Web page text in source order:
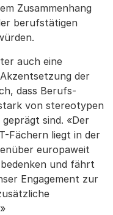
Zusammenhang
berufstätigen
auch eine
der
dass Berufs-
von stereotypen
sind. «Der
Fächern liegt in der
europaweit
und fährt
Engagement zur